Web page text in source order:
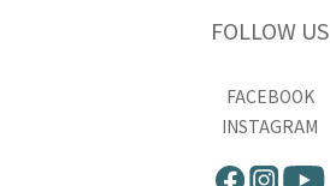
FOLLOW US
FACEBOOK
INSTAGRAM